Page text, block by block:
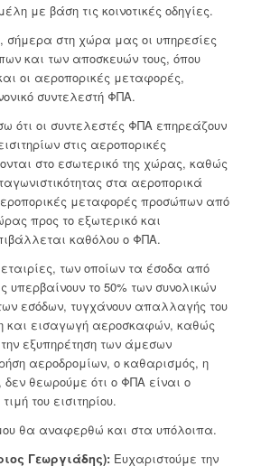
με βάση τις κοινοτικές οδηγίες.
σήμερα στη χώρα μας οι υπηρεσίες
και των αποσκευών τους, όπου
οι αεροπορικές μεταφορές,
συντελεστή ΦΠΑ.
ότι οι συντελεστές ΦΠΑ επηρεάζουν
στις αεροπορικές
στο εσωτερικό της χώρας, καθώς
στα αεροπορικά
μεταφορές προσώπων από
προς το εξωτερικό και
καθόλου ο ΦΠΑ.
των οποίων τα έσοδα από
υπερβαίνουν το 50% των συνολικών
εσόδων, τυγχάνουν απαλλαγής του
και εισαγωγή αεροσκαφών, καθώς
εξυπηρέτηση των άμεσων
αεροδρομίων, ο καθαρισμός, η
θεωρούμε ότι ο ΦΠΑ είναι ο
του εισιτηρίου.
θα αναφερθώ και στα υπόλοιπα.
Γεωργιάδης): Ευχαριστούμε την